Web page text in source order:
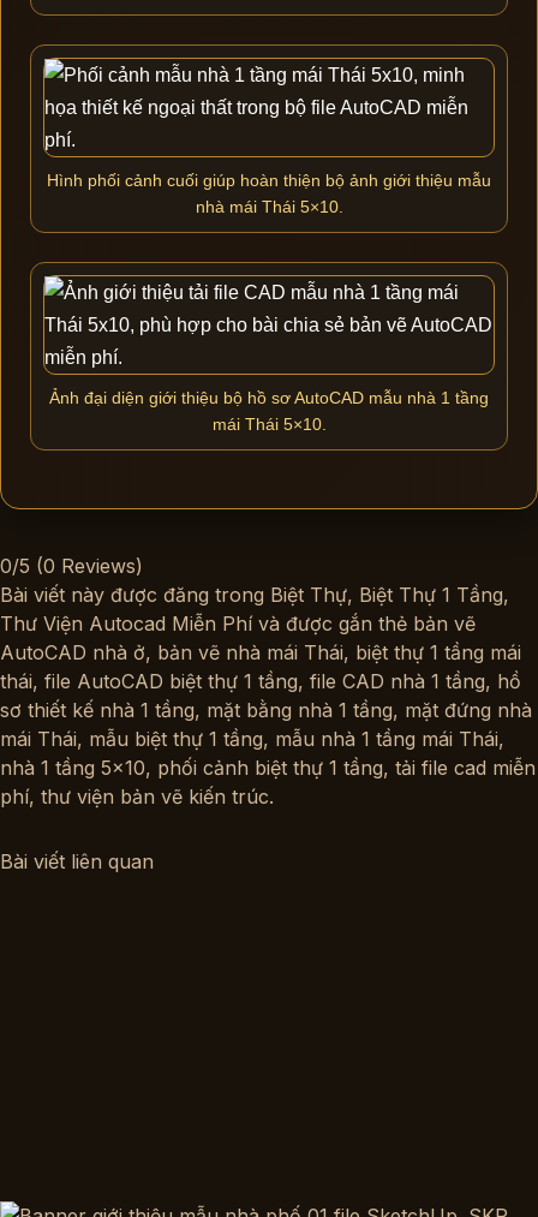
Hình phối cảnh cuối giúp hoàn thiện bộ ảnh giới thiệu mẫu
nhà mái Thái 5×10.
Ảnh đại diện giới thiệu bộ hồ sơ AutoCAD mẫu nhà 1 tầng
mái Thái 5×10.
0/5 (0 Reviews)
Bài viết này được đăng trong Biệt Thự, Biệt Thự 1 Tầng,
Thư Viện Autocad Miễn Phívà được gắn thẻ bản vẽ
AutoCAD nhà ở, bản vẽ nhà mái Thái, biệt thự 1 tầng mái
thái, file AutoCAD biệt thự 1 tầng, file CAD nhà 1 tầng, hồ
sơ thiết kế nhà 1 tầng, mặt bằng nhà 1 tầng, mặt đứng nhà
mái Thái, mẫu biệt thự 1 tầng, mẫu nhà 1 tầng mái Thái,
nhà 1 tầng 5x10, phối cảnh biệt thự 1 tầng, tải file cad miễn
phí, thư viện bản vẽ kiến trúc.
Bài viết liên quan